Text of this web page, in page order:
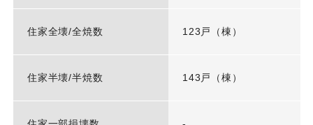
住家全壊/全焼数 123戸（棟）
住家半壊/半焼数 143戸（棟）